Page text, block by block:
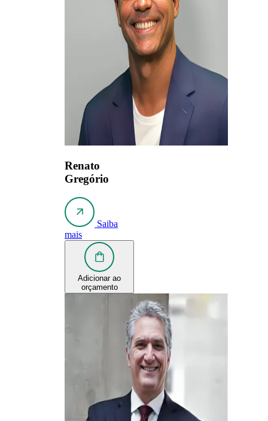
Renato
Gregório
Saiba
mais
Adicionar ao
orçamento